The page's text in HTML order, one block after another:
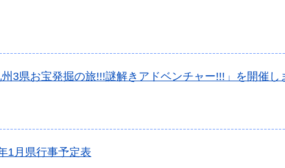
州3県お宝発掘の旅!!!謎解きアドベンチャー!!!」を開催し
1月県行事予定表